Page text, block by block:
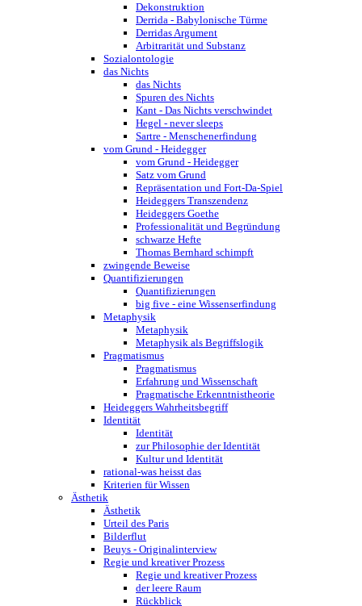
Dekonstruktion
Derrida - Babylonische Türme
Derridas Argument
Arbitrarität und Substanz
Sozialontologie
das Nichts
das Nichts
Spuren des Nichts
Kant - Das Nichts verschwindet
Hegel - never sleeps
Sartre - Menschenerfindung
vom Grund - Heidegger
vom Grund - Heidegger
Satz vom Grund
Repräsentation und Fort-Da-Spiel
Heideggers Transzendenz
Heideggers Goethe
Professionalität und Begründung
schwarze Hefte
Thomas Bernhard schimpft
zwingende Beweise
Quantifizierungen
Quantifizierungen
big five - eine Wissenserfindung
Metaphysik
Metaphysik
Metaphysik als Begriffslogik
Pragmatismus
Pragmatismus
Erfahrung und Wissenschaft
Pragmatische Erkenntnistheorie
Heideggers Wahrheitsbegriff
Identität
Identität
zur Philosophie der Identität
Kultur und Identität
rational-was heisst das
Kriterien für Wissen
Ästhetik
Ästhetik
Urteil des Paris
Bilderflut
Beuys - Originalinterview
Regie und kreativer Prozess
Regie und kreativer Prozess
der leere Raum
Rückblick